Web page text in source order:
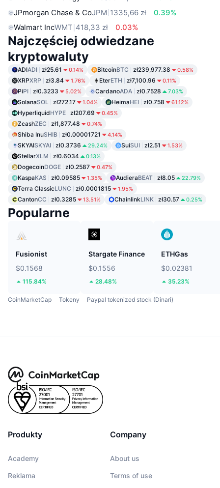
JPmorgan Chase & CoJPM 1335,66 zł
0.39%
Walmart IncWMT 418,33 zł 0.03%
Najczęściej odwiedzane
kryptowaluty
ADIADI zł25.61 0.14% BitcoinBTC zł239,977.38 0.58%
XRPXRP zł3.84 1.76% EterETH zł7,100.96 0.11%
PiPI zł0.3233 5.02% CardanoADA zł0.7528 7.03%
SolanaSOL zł272.17 1.04% HeimaHEI zł0.758 61.12%
HyperliquidHYPE zł207.69 0.45%
ZcashZEC zł1,877.48 0.74%
Shiba InuSHIB zł0.00001721 4.14%
SKYAISKYAI zł0.3736 29.24% SuiSUI zł2.51 1.53%
StellarXLM zł0.6034 0.13%
DogecoinDOGE zł0.2587 0.47%
KaspaKAS zł0.09585 1.35% AudieraBEAT zł8.05 22.79%
Terra ClassicLUNC zł0.0001815 1.95%
CantonCC zł0.3285 13.51% ChainlinkLINK zł30.57 0.25%
Popularne
Fusionist
$0.1568
115.84%
Stargate Finance
$0.1556
28.48%
ETHGas
$0.02381
35.23%
CoinMarketCap Tokeny Paypal tokenized stock (Dinari)
Produkty
Academy
Reklama
Company
About us
Terms of use